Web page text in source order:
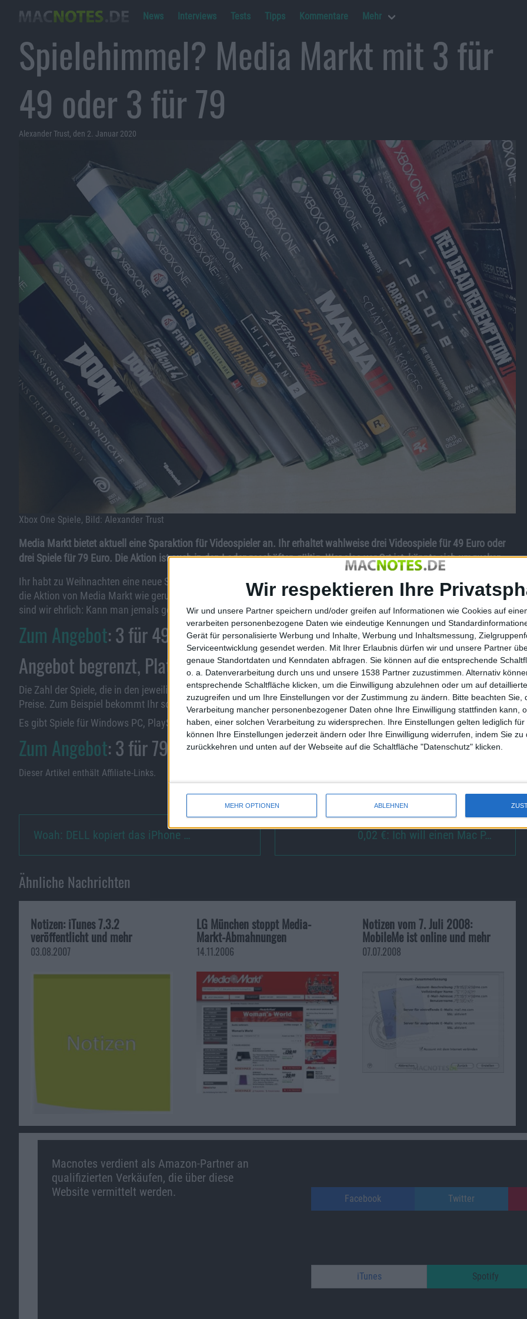
Wir respektieren Ihre
Wir und unsere Partner speichern und/oder greifen auf Informationen wie Cookies auf
verarbeiten personenbezogene Daten wie eindeutige Kennungen und
Gerät für personalisierte Werbung und Inhalte, Werbung und Inhaltsmessung,
Serviceentwicklung gesendet werden.
Mit Ihrer Erlaubnis dürfen wir und unsere Partner
genaue Standortdaten und Kenndaten abfragen. Sie können auf die entsprechende
o. a. Datenverarbeitung durch uns und unsere 1538 Partner zuzustimmen. Alternativ
entsprechende Schaltfläche klicken, um die Einwilligung abzulehnen oder um auf
zuzugreifen und um Ihre Einstellungen vor der Zustimmung zu ändern.
Bitte beachten Sie,
Verarbeitung mancher personenbezogener Daten ohne Ihre Einwilligung stattfinden kann,
haben, einer solchen Verarbeitung zu widersprechen. Ihre Einstellungen gelten lediglich
können Ihre Einstellungen jederzeit ändern oder Ihre Einwilligung widerrufen, indem Sie zu
zurückkehren und unten auf der Webseite auf die Schaltfläche "Datenschutz" klicken.
MEHR OPTIONEN ABLEHNEN
News Interviews Tests Tipps Kommentare Mehr
Spielehimmel? Media Markt mit 3 für
49 oder 3 für 79
Alexander Trust, den 2. Januar 2020
Xbox One Spiele, Bild: Alexander Trust
Media Markt bietet aktuell eine Sparaktion für Videospieler an. Ihr erhaltet wahlweise drei Videospiele für 49 Euro oder
drei Spiele für 79 Euro. Die Aktion ist auch in den Ladengeschäften gültig. Wer also vor Ort ist, könnte sich umgucken.
Ihr habt zu Weihnachten eine neue Spielekonsole bekommen? Oder habt Ihr noch Weihnachtsgeld übrig? Dann kommt
die Aktion von Media Markt wie gerufen. Denn nun gibt es keine Ausrede mehr, um das Geld „sinnvoll“ anzulegen. Denn
sind wir ehrlich: Kann man jemals genug Videospiele haben?
Zum Angebot: 3 für 49 bei Media Markt.
Angebot begrenzt, Plattformen fast beliebig
Die Zahl der Spiele, die in den jeweiligen Paketen enthalten sind, ist begrenzt. Es gibt aber hier und da ganz brauchbare
Preise. Zum Beispiel bekommt Ihr so Rage 2 als Teil des 3-für-49-Pakets für gut 16,30 Euro.
Es gibt Spiele für Windows PC, PlayStation 4, Xbox One oder die Nintendo Switch.
Zum Angebot: 3 für 79 bei Media Markt.
Dieser Artikel enthält Affiliate-Links.
Woah: DELL kopiert das iPhone … 0,02 €: Ich will einen Mac P…
Ähnliche Nachrichten
Notizen: iTunes 7.3.2
veröffentlicht und mehr
03.08.2007
LG München stoppt Media-
Markt-Abmahnungen
14.11.2006
Notizen vom 7. Juli 2008:
MobileMe ist online und mehr
07.07.2008
Macnotes verdient als Amazon-Partner an
qualifizierten Verkäufen, die über diese
Website vermittelt werden.
Facebook Twitter
iTunes Spotify